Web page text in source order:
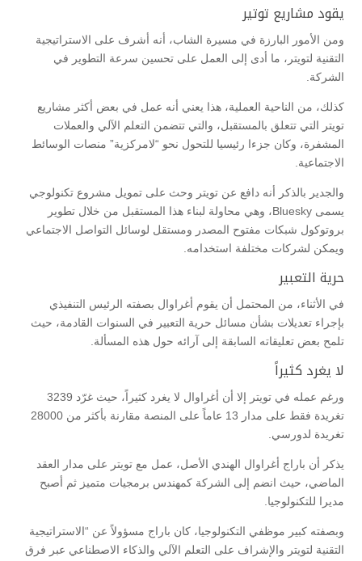
يقود مشاريع توتير
ومن الأمور البارزة في مسيرة الشاب، أنه أشرف على الاستراتيجية
التقنية لتويتر، ما أدى إلى العمل على تحسين سرعة التطوير في
الشركة.
كذلك، من الناحية العملية، هذا يعني أنه عمل في بعض أكثر مشاريع
تويتر التي تتعلق بالمستقبل، والتي تتضمن التعلم الآلي والعملات
المشفرة، وكان جزءا رئيسيا للتحول نحو “لامركزية” منصات الوسائط
الاجتماعية.
والجدير بالذكر أنه دافع عن تويتر وحث على تمويل مشروع تكنولوجي
يسمى Bluesky، وهي محاولة لبناء هذا المستقبل من خلال تطوير
بروتوكول شبكات مفتوح المصدر ومستقل لوسائل التواصل الاجتماعي
ويمكن لشركات مختلفة استخدامه.
حرية التعبير
في الأثناء، من المحتمل أن يقوم أغراوال بصفته الرئيس التنفيذي
بإجراء تعديلات بشأن مسائل حرية التعبير في السنوات القادمة، حيث
تلمح بعض تعليقاته السابقة إلى آرائه حول هذه المسألة.
لا يغرد كثيراً
ورغم عمله في تويتر إلا أن أغراوال لا يغرد كثيراً، حيث غرّد 3239
تغريدة فقط على مدار 13 عاماً على المنصة مقارنة بأكثر من 28000
تغريدة لدورسي.
يذكر أن باراج أغراوال الهندي الأصل، عمل مع تويتر على مدار العقد
الماضي، حيث انضم إلى الشركة كمهندس برمجيات متميز ثم أصبح
مديرا للتكنولوجيا.
وبصفته كبير موظفي التكنولوجيا، كان باراج مسؤولاً عن “الاستراتيجية
التقنية لتويتر والإشراف على التعلم الآلي والذكاء الاصطناعي عبر فرق